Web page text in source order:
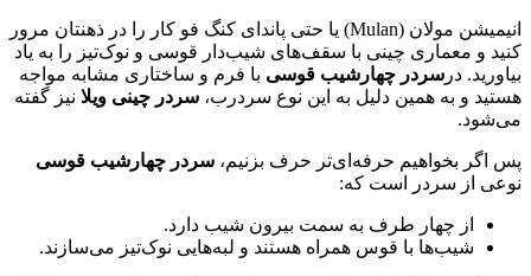
انیمیشن مولان (Mulan) یا حتی پاندای کنگ فو کار را در ذهنتان مرور
و معماری چینی با سقف‌های شیب‌دار قوسی و نوک‌تیز را به یاد
درسردر چهارشیب قوسیبا فرم و ساختاری مشابه مواجه
و به همین دلیل به این نوع سردرب، سردر چینی ویلانیز گفته
بخواهیم حرفه‌ای‌تر حرف بزنیم، سردر چهارشیب قوسی
از سردر است که:
از چهار طرف به سمت بیرون شیب دارد.
شیب‌ها با قوس همراه هستند و لبه‌هایی نوک‌تیز می‌سازند.